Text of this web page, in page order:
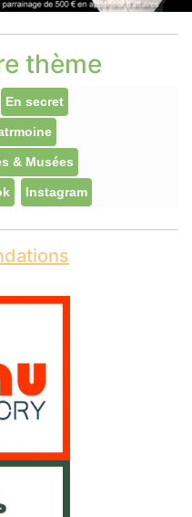
thème
En secret
& Musées
Instagram